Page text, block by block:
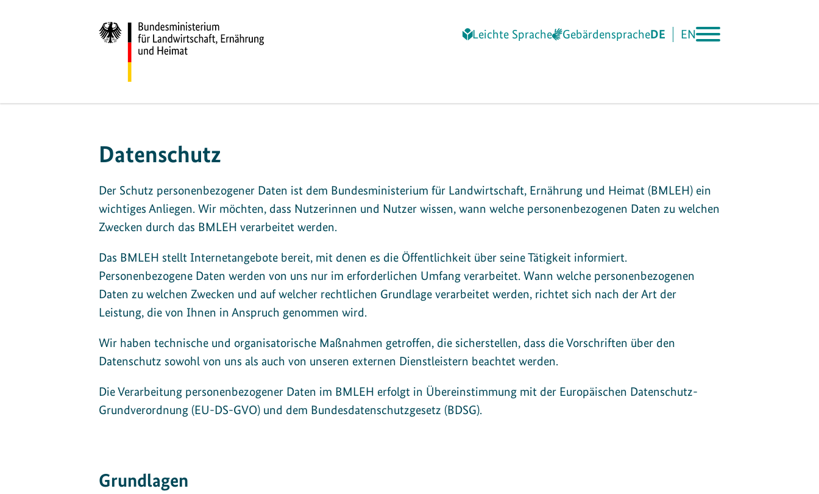
Leichte Sprache GebärdenspracheDE EN
Datenschutz
Der Schutz personenbezogener Daten ist dem Bundesministerium für Landwirtschaft, Ernährung und Heimat (BMLEH) ein
wichtiges Anliegen. Wir möchten, dass Nutzerinnen und Nutzer wissen, wann welche personenbezogenen Daten zu welchen
Zwecken durch das BMLEH verarbeitet werden.
Das BMLEH stellt Internetangebote bereit, mit denen es die Öffentlichkeit über seine Tätigkeit informiert.
Personenbezogene Daten werden von uns nur im erforderlichen Umfang verarbeitet. Wann welche personenbezogenen
Daten zu welchen Zwecken und auf welcher rechtlichen Grundlage verarbeitet werden, richtet sich nach der Art der
Leistung, die von Ihnen in Anspruch genommen wird.
Wir haben technische und organisatorische Maßnahmen getroffen, die sicherstellen, dass die Vorschriften über den
Datenschutz sowohl von uns als auch von unseren externen Dienstleistern beachtet werden.
Die Verarbeitung personenbezogener Daten im BMLEH erfolgt in Übereinstimmung mit der Europäischen Datenschutz-
Grundverordnung (EU-DS-GVO) und dem Bundesdatenschutzgesetz (BDSG).
Grundlagen